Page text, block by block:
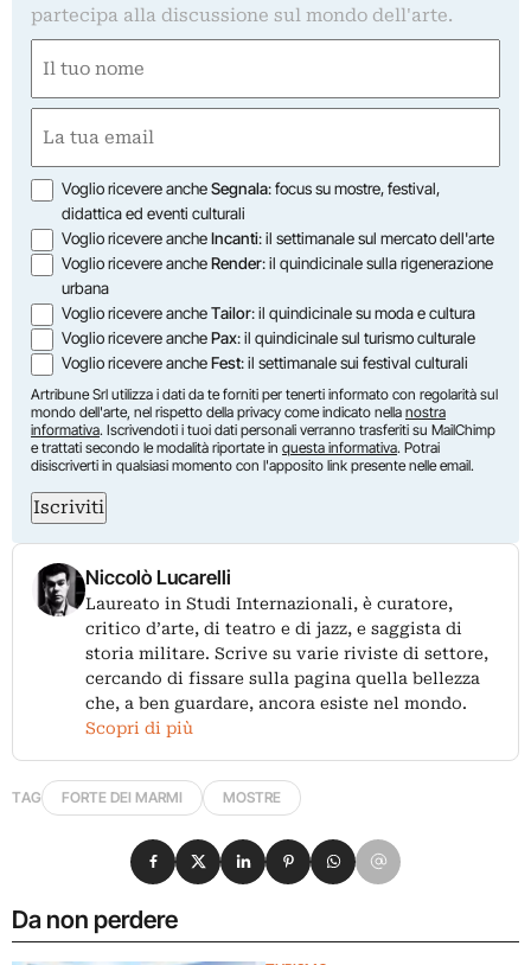
partecipa alla discussione sul mondo dell'arte.
(Required)
First
(Required)
Opzioni
Voglio ricevere ancheSegnala: focus su mostre, festival,
didattica ed eventi culturali
Voglio ricevere ancheIncanti: il settimanale sul mercato dell'arte
Voglio ricevere ancheRender: il quindicinale sulla rigenerazione
urbana
Voglio ricevere ancheTailor: il quindicinale su moda e cultura
Voglio ricevere anchePax: il quindicinale sul turismo culturale
Voglio ricevere ancheFest: il settimanale sui festival culturali
Artribune Srl utilizza i dati da te forniti per tenerti informato con regolarità sul
mondo dell'arte, nel rispetto della privacy come indicato nella nostra
informativa. Iscrivendoti i tuoi dati personali verranno trasferiti su MailChimp
e trattati secondo le modalità riportate in questa informativa. Potrai
disiscriverti in qualsiasi momento con l'apposito link presente nelle email.
Iscriviti
Niccolò Lucarelli
Laureato in Studi Internazionali, è curatore,
critico d’arte, di teatro e di jazz, e saggista di
storia militare. Scrive su varie riviste di settore,
cercando di fissare sulla pagina quella bellezza
che, a ben guardare, ancora esiste nel mondo.
Scopri di più
TAG FORTE DEI MARMI MOSTRE
Da non perdere
Condividi su Facebook
Condividi su X
Condividi su LinkedIn
Condividi su Pinterest
Condividi su WhatsApp
Condividi su Email